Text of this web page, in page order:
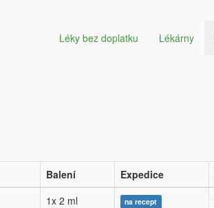
Léky bez doplatku Lékárny
Balení Expedice
1x 2 ml na recept